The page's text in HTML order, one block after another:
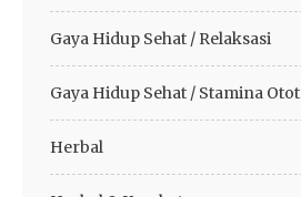
Gaya Hidup Sehat / Relaksasi
Gaya Hidup Sehat / Stamina Otot
Herbal